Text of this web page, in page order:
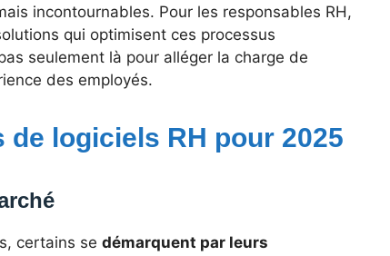
incontournables. Pour les responsables RH,
qui optimisent ces processus
seulement là pour alléger la charge de
des employés.
logiciels RH pour 2025
certains se démarquent par leurs